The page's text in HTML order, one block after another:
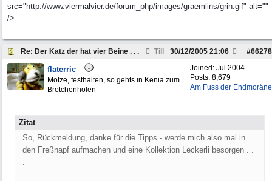
src="http://www.viermalvier.de/forum_php/images/graemlins/grin.gif" alt=""
/>
Re: Der Katz der hat vier Beine . . . Till #66278
30/12/2005 21:06
Joined: Jul 2004
Posts: 8,679
Am Fuss der Endmoräne
flaterric
Motze, festhalten, so gehts in Kenia zum
Brötchenholen
Zitat
So, Rückmeldung, danke für die Tipps - werde mich also mal in
den Freßnapf aufmachen und eine Kollektion Leckerli besorgen . .
.